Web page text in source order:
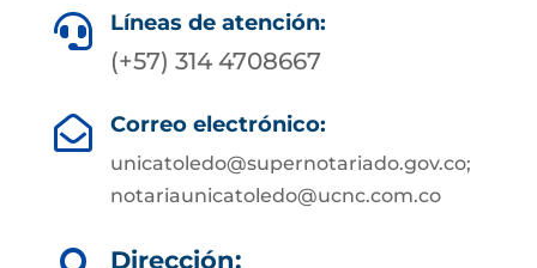
 Líneas de atención:
(+57) 314 4708667
 Correo electrónico:
unicatoledo@supernotariado.gov.co;
notariaunicatoledo@ucnc.com.co
Dirección: